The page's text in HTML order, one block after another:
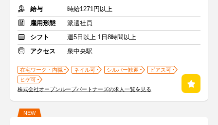
給与
時給1271円以上
雇用形態
派遣社員
シフト
週5日以上 1日8時間以上
アクセス
泉中央駅
在宅ワーク・内職 ネイル可 シルバー歓迎
ピアス可
ヒゲ可
株式会社オープンループパートナーズの求人一覧を見る
NEW